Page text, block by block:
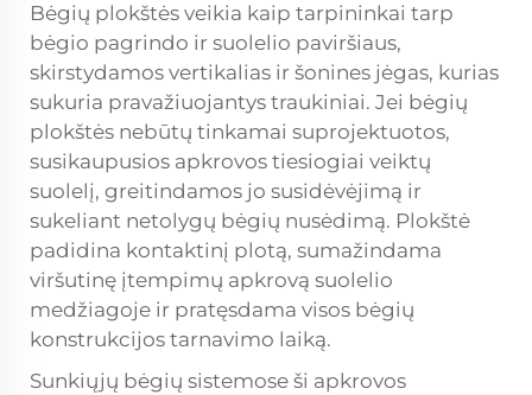
Bėgių plokštės veikia kaip tarpininkai tarp
bėgio pagrindo ir suolelio paviršiaus,
skirstydamos vertikalias ir šonines jėgas, kurias
sukuria pravažiuojantys traukiniai. Jei bėgių
plokštės nebūtų tinkamai suprojektuotos,
susikaupusios apkrovos tiesiogiai veiktų
suolelį, greitindamos jo susidėvėjimą ir
sukeliant netolygų bėgių nusėdimą. Plokštė
padidina kontaktinį plotą, sumažindama
viršutinę įtempimų apkrovą suolelio
medžiagoje ir pratęsdama visos bėgių
konstrukcijos tarnavimo laiką.
Sunkiųjų bėgių sistemose ši apkrovos